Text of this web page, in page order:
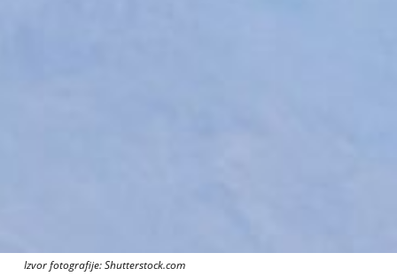
Izvor fotografije: Shutterstock.com